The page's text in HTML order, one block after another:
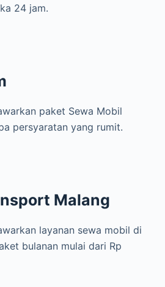
24 jam.
paket Sewa Mobil
persyaratan yang rumit.
Malang
layanan sewa mobil di
bulanan mulai dari Rp